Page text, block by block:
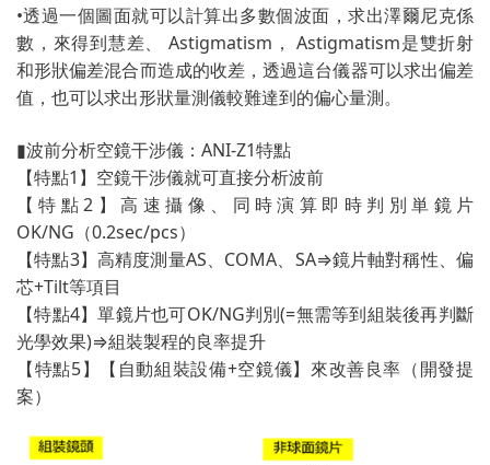
•透過一個圖面就可以計算出多數個波面，求出澤爾尼克係
數，來得到慧差、 Astigmatism， Astigmatism是雙折射
和形狀偏差混合而造成的收差，透過這台儀器可以求出偏差
值，也可以求出形狀量測儀較難達到的偏心量測。
▮波前分析空鏡干涉儀：ANI-Z1特點
【特點1】空鏡干涉儀就可直接分析波前
【特點2】高速攝像、同時演算即時判別単鏡片
OK/NG（0.2sec/pcs）
【特點3】高精度測量AS、COMA、SA⇒鏡片軸對稱性、偏
芯+Tilt等項目
【特點4】單鏡片也可OK/NG判別(=無需等到組裝後再判斷
光學效果)⇒組裝製程的良率提升
【特點5】【自動組裝設備+空鏡儀】來改善良率（開發提
案）
應用案例: